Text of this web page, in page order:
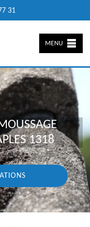
31
MENU
1318